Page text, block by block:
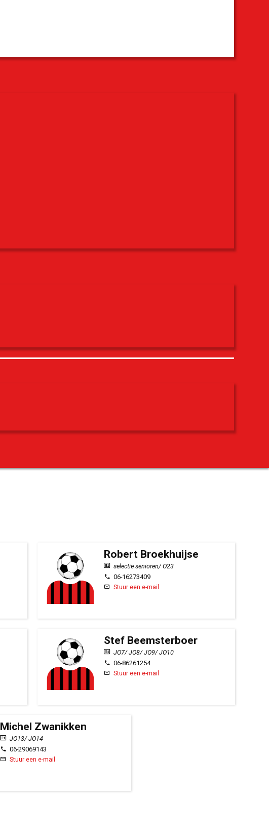
Robert Broekhuijse
selectie senioren/ O23
06-16273409
Stuur een e-mail
Stef Beemsterboer
JO7/ JO8/ JO9/ JO10
06-86261254
Stuur een e-mail
Michel Zwanikken
JO13/ JO14
06-29069143
Stuur een e-mail